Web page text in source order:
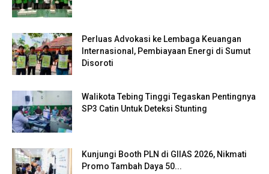
Perluas Advokasi ke Lembaga Keuangan
Internasional, Pembiayaan Energi di Sumut
Disoroti
Walikota Tebing Tinggi Tegaskan Pentingnya
SP3 Catin Untuk Deteksi Stunting
Kunjungi Booth PLN di GIIAS 2026, Nikmati
Promo Tambah Daya 50...